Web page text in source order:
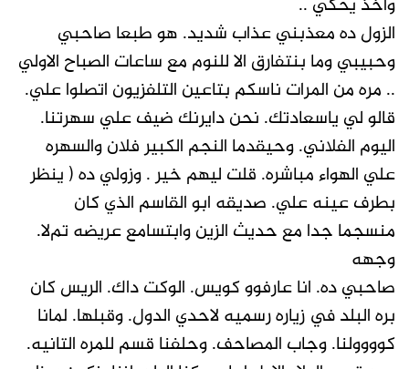
الزول ده معذبني عذاب شديد. هو طبعا صاحبي
وحبيبي وما بنتفارق الا للنوم مع ساعات الصباح الاولي
.. مره من المرات ناسكم بتاعين التلفزيون اتصلوا علي.
قالو لي ياسعادتك. نحن دايرنك ضيف علي سهرتنا.
اليوم الفلاني. وحيقدما النجم الكبير فلان والسهره
علي الهواء مباشره. قلت ليهم خير . وزولي ده ( ينظر
بطرف عينه علي. صديقه ابو القاسم الذي كان
منسجما جدا مع حديث الزين وابتسامع عريضه تمﻻ.
وجهه
صاحبي ده. انا عارفوو كويس. الوكت داك. الريس كان
بره البلد في زياره رسميه لاحدي الدول. وقبلها. لمانا
كوووولنا. وجاب المصاحف. وحلفنا قسم للمره التانيه.